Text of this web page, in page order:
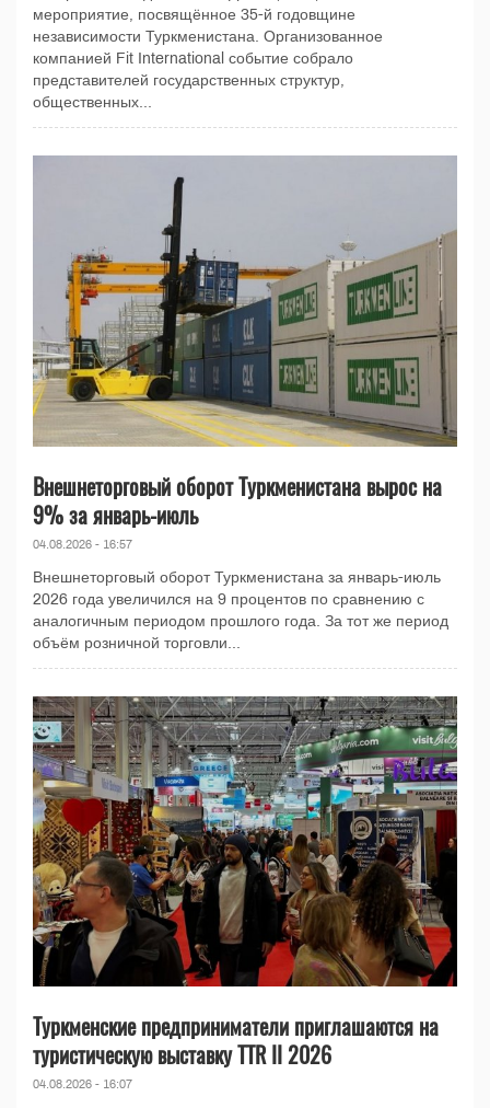
мероприятие, посвящённое 35-й годовщине
независимости Туркменистана. Организованное
компанией Fit International событие собрало
представителей государственных структур,
общественных...
Внешнеторговый оборот Туркменистана вырос на
9% за январь-июль
04.08.2026 - 16:57
Внешнеторговый оборот Туркменистана за январь-июль
2026 года увеличился на 9 процентов по сравнению с
аналогичным периодом прошлого года. За тот же период
объём розничной торговли...
Туркменские предприниматели приглашаются на
туристическую выставку TTR II 2026
04.08.2026 - 16:07